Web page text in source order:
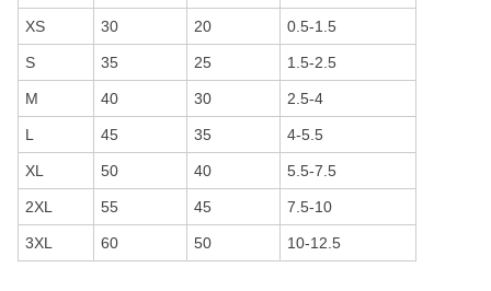
XS 30 20 0.5-1.5
S 35 25 1.5-2.5
M 40 30 2.5-4
L 45 35 4-5.5
XL 50 40 5.5-7.5
2XL 55 45 7.5-10
3XL 60 50 10-12.5